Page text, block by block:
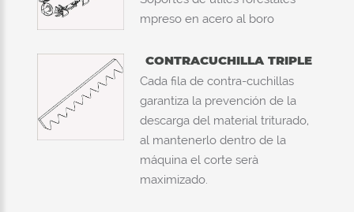
mpreso en acero al boro
CONTRACUCHILLA TRIPLE
Cada fila de contra-cuchillas
garantiza la prevención de la
descarga del material triturado,
al mantenerlo dentro de la
máquina el corte serà
maximizado.